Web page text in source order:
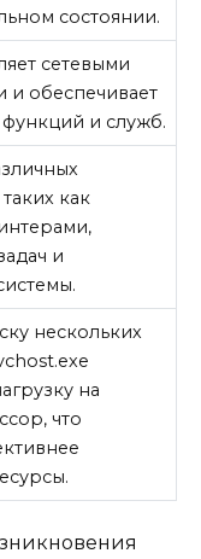
состоянии.
сетевыми
обеспечивает
функций и служб.
как
и
нескольких
на
что